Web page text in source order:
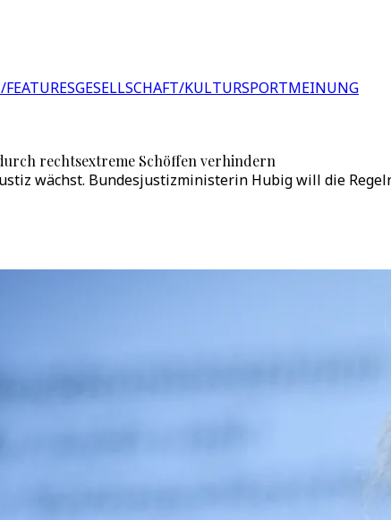
GESELLSCHAFT/KULTURSPORTMEINUNG
rechtsextreme Schöffen verhindern
wächst. Bundesjustizministerin Hubig will die